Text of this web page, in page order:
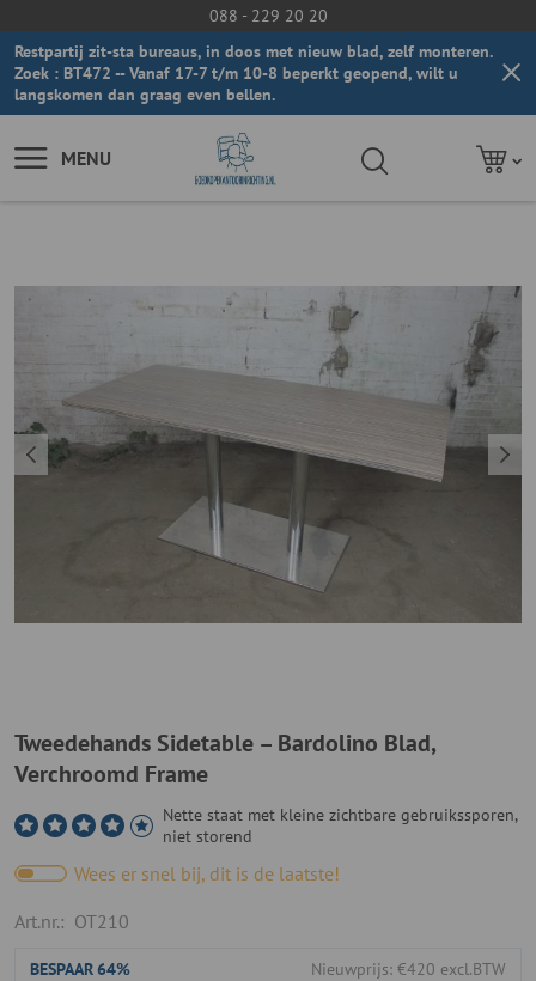
088 - 229 20 20
Restpartij zit-sta bureaus, in doos met nieuw blad, zelf monteren.
Zoek : BT472 -- Vanaf 17-7 t/m 10-8 beperkt geopend, wilt u
langskomen dan graag even bellen.
MENU
Tweedehands Sidetable – Bardolino Blad,
Verchroomd Frame
Nette staat met kleine zichtbare gebruikssporen,
niet storend
Wees er snel bij, dit is de laatste!
Art.nr.: OT210
BESPAAR64% Nieuwprijs: €420 excl.BTW